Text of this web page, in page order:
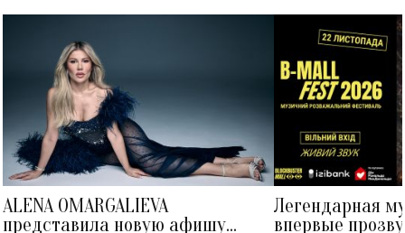
ALENA OMARGALIEVA
представила новую афишу
Легендарная
впервые